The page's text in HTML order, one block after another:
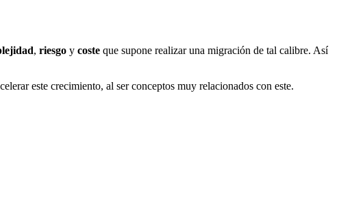
, riesgo y coste que supone realizar una migración de tal calibre. Así
este crecimiento, al ser conceptos muy relacionados con este.